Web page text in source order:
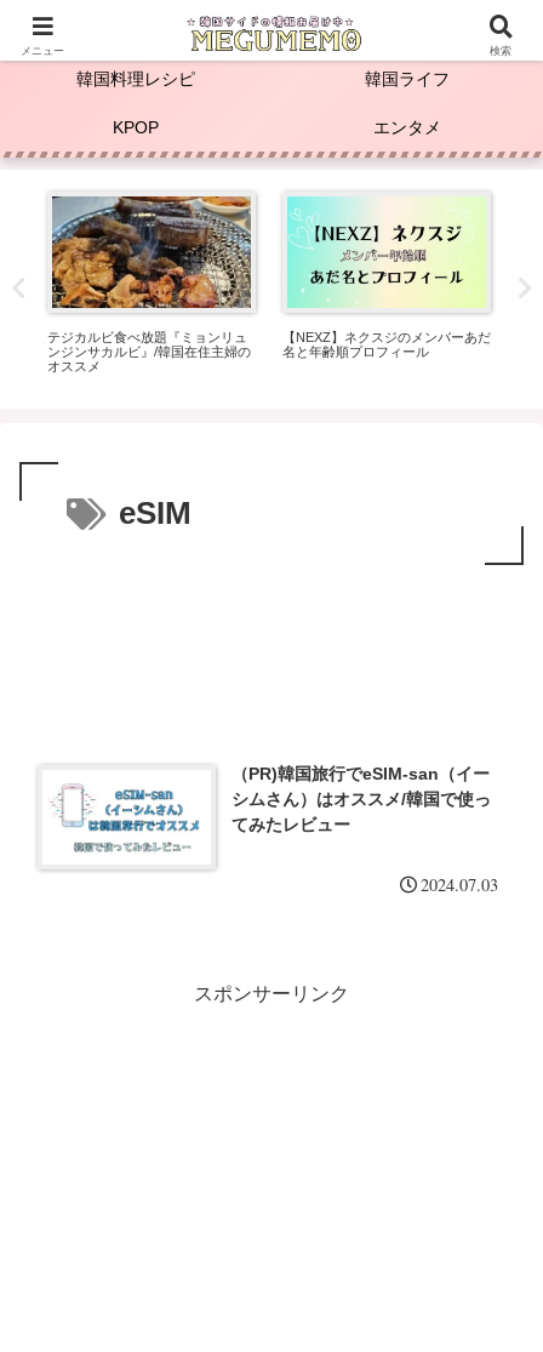
☆KPOP推し活＆韓国料理レシピ☆
韓国料理レシピ 韓国ライフ
KPOP エンタメ
テジカルビ食べ放題『ミョンリュ
ンジンサカルビ』/韓国在住主婦の
オススメ
【NEXZ】ネクスジのメンバーあだ
名と年齢順プロフィール
eSIM
（PR)韓国旅行でeSIM-san（イー
シムさん）はオススメ/韓国で使っ
てみたレビュー
2024.07.03
スポンサーリンク
メニュー 検索